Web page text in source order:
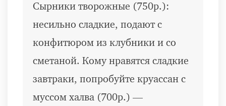
Сырники творожные (750р.):
несильно сладкие, подают с
конфитюром из клубники и со
сметаной. Кому нравятся сладкие
завтраки, попробуйте круассан с
муссом халва (700р.) —